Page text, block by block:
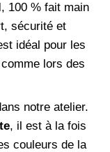
, 100 % fait main
sécurité et
idéal pour les
lors des
notre atelier.
, il est à la fois
couleurs de la